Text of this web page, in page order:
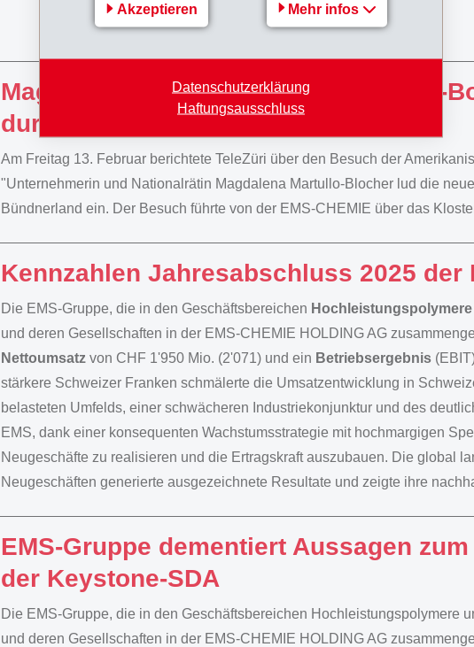
Akzeptieren Mehr infos
Datenschutzerklärung
Haftungsausschluss
Magdalena Martullo-Blocher führt US-
durchs Bündnerland
Am Freitag 13. Februar berichtete TeleZüri über den Besuch der
"Unternehmerin und Nationalrätin Magdalena Martullo-Blocher lud die
Bündnerland ein. Der Besuch führte von der EMS-CHEMIE über das
Kennzahlen Jahresabschluss 2025 der
Die EMS-Gruppe, die in den Geschäftsbereichen Hochleistungspolymere
und deren Gesellschaften in der EMS-CHEMIE HOLDING AG
Nettoumsatz von CHF 1'950 Mio. (2'071) und ein Betriebsergebnis
stärkere Schweizer Franken schmälerte die Umsatzentwicklung in
belasteten Umfelds, einer schwächeren Industriekonjunktur und des
EMS, dank einer konsequenten Wachstumsstrategie mit hochmargigen
Neugeschäfte zu realisieren und die Ertragskraft auszubauen. Die global
Neugeschäften generierte ausgezeichnete Resultate und zeigte ihre
EMS-Gruppe dementiert Aussagen
der Keystone-SDA
Die EMS-Gruppe, die in den Geschäftsbereichen Hochleistungspolymere
und deren Gesellschaften in der EMS-CHEMIE HOLDING AG